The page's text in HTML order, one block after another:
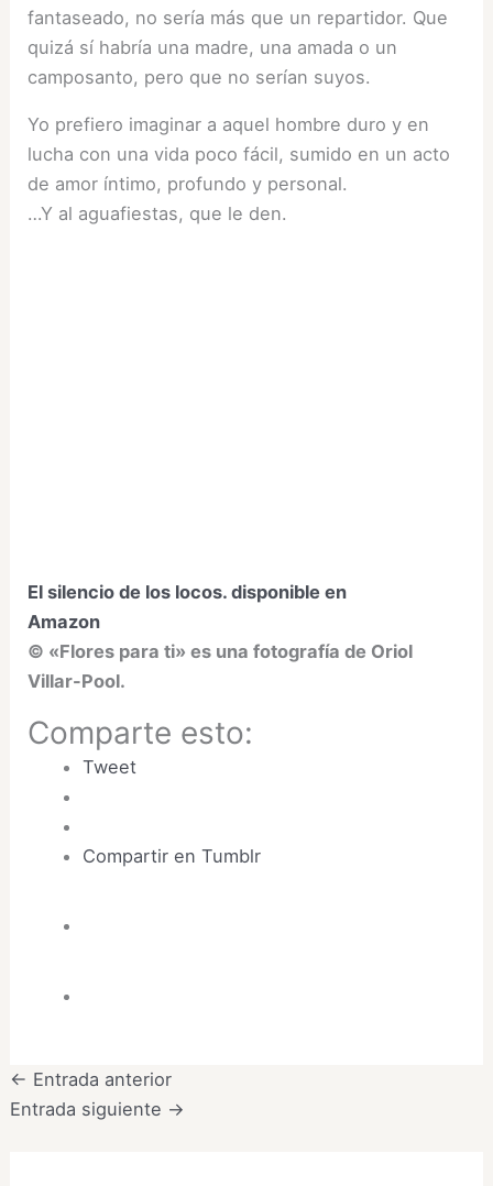
fantaseado, no sería más que un repartidor. Que
quizá sí habría una madre, una amada o un
camposanto, pero que no serían suyos.
Yo prefiero imaginar a aquel hombre duro y en
lucha con una vida poco fácil, sumido en un acto
de amor íntimo, profundo y personal.
…Y al aguafiestas, que le den.
El silencio de los locos. disponible en
Amazon
© «Flores para ti» es una fotografía de Oriol
Villar-Pool.
Comparte esto:
Tweet
Compartir en Tumblr
← Entrada anterior
Entrada siguiente →